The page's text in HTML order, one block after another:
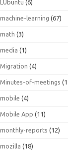
LUbuntu (6)
machine-learning (67)
math (3)
media (1)
Migration (4)
Minutes-of-meetings
mobile (4)
Mobile App (11)
monthly-reports (12)
mozilla (18)